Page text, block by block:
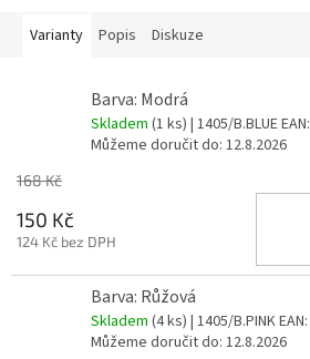
Varianty Popis Diskuze
Barva: Modrá
Skladem (1 ks) | 1405/B.BLUEEAN:
Můžeme doručit do: 12.8.2026
168 Kč
150 Kč
124 Kč bez DPH
Barva: Růžová
Skladem (4 ks) | 1405/B.PINKEAN:
Můžeme doručit do: 12.8.2026